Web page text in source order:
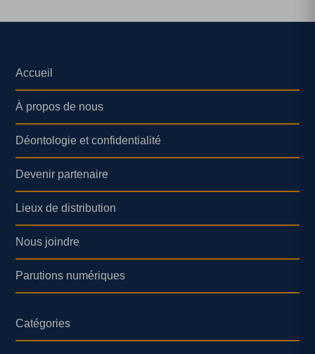
Accueil
À propos de nous
Déontologie et confidentialité
Devenir partenaire
Lieux de distribution
Nous joindre
Parutions numériques
Catégories